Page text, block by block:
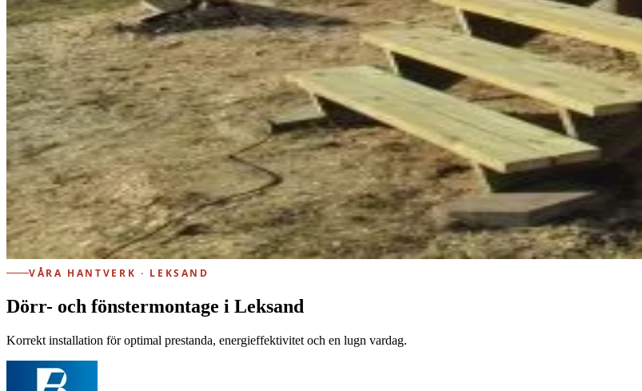
VÅRA HANTVERK · LEKSAND
Dörr- och fönstermontage i Leksand
Korrekt installation för optimal prestanda, energieffektivitet och en lugn vardag.